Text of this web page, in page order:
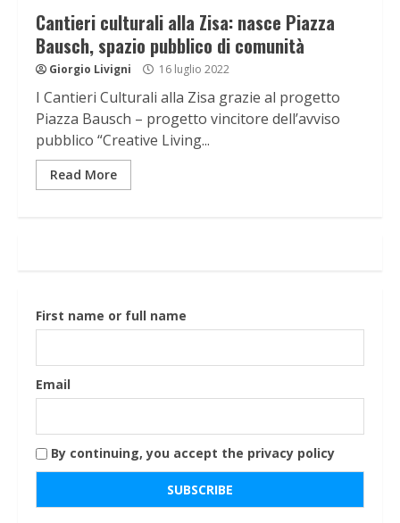
Cantieri culturali alla Zisa: nasce Piazza
Bausch, spazio pubblico di comunità
Giorgio Livigni 16 luglio 2022
I Cantieri Culturali alla Zisa grazie al progetto
Piazza Bausch – progetto vincitore dell’avviso
pubblico “Creative Living...
Read More
First name or full name
Email
By continuing, you accept the privacy policy